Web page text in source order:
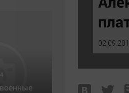
Медиаграмотность